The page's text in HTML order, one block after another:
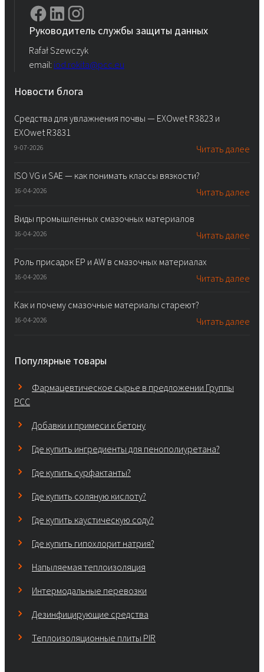
Руководитель службы защиты данных
Rafał Szewczyk
email: iod.rokita@pcc.eu
Новости блога
Средства для увлажнения почвы — EXOwet R3823 и
EXOwet R3831
9-07-2026 Читать далее
ISO VG и SAE — как понимать классы вязкости?
16-04-2026 Читать далее
Виды промышленных смазочных материалов
16-04-2026 Читать далее
Роль присадок EP и AW в смазочных материалах
16-04-2026 Читать далее
Как и почему смазочные материалы стареют?
16-04-2026 Читать далее
Популярные товары
Фармацевтическое сырье в предложении Группы
PCC
Добавки и примеси к бетону
Где купить ингредиенты для пенополиуретана?
Где купить сурфактанты?
Где купить соляную кислоту?
Где купить каустическую соду?
Где купить гипохлорит натрия?
Напыляемая теплоизоляция
Интермодальные перевозки
Дезинфицирующие средства
Теплоизоляционные плиты PIR